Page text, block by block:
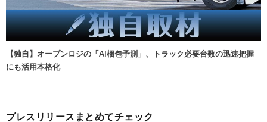
【独自】オープンロジの「AI梱包予測」、トラック必要台数の迅速把握
にも活用本格化
プレスリリースまとめてチェック